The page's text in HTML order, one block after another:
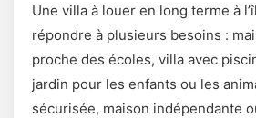
Une villa à louer en long terme à
répondre à plusieurs besoins :
proche des écoles, villa avec
jardin pour les enfants ou les
sécurisée, maison indépendante